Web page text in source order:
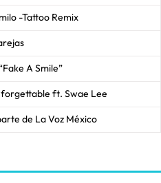
-Tattoo Remix
A Smile”
ft. Swae Lee
de La Voz México